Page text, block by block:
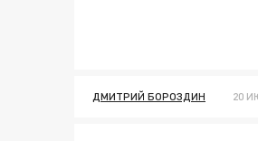
ДМИТРИЙ БОРОЗДИН 20